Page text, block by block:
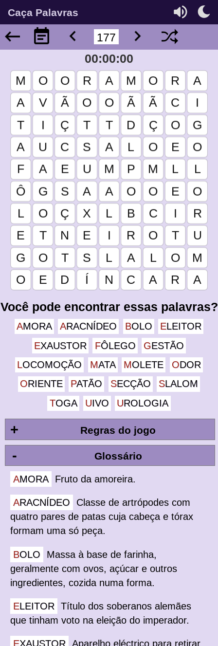
Caça Palavras
00:00:00
Você pode encontrar essas palavras?
AMORA ARACNÍDEO BOLO
ELEITOR
EXAUSTOR
FÔLEGO
GESTÃO
LOCOMOÇÃO
MATA MOLETE
ODOR
ORIENTE
PATÃO SECÇÃO
SLALOM
TOGA
UIVO UROLOGIA
+ Regras do jogo
- Glossário
AMORA Fruto da amoreira.
ARACNÍDEO
Classe de artrópodes com
quatro pares de patas cuja cabeça e tórax
formam uma só peça.
BOLO
Massa à base de farinha,
geralmente com ovos, açúcar e outros
ingredientes, cozida numa forma.
ELEITOR Título dos soberanos alemães
que tinham voto na eleição do imperador.
EXAUSTOR Aparelho eléctrico para retirar